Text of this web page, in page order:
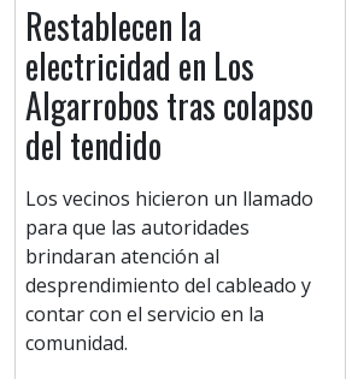
Restablecen la
electricidad en Los
Algarrobos tras colapso
del tendido
Los vecinos hicieron un llamado
para que las autoridades
brindaran atención al
desprendimiento del cableado y
contar con el servicio en la
comunidad.